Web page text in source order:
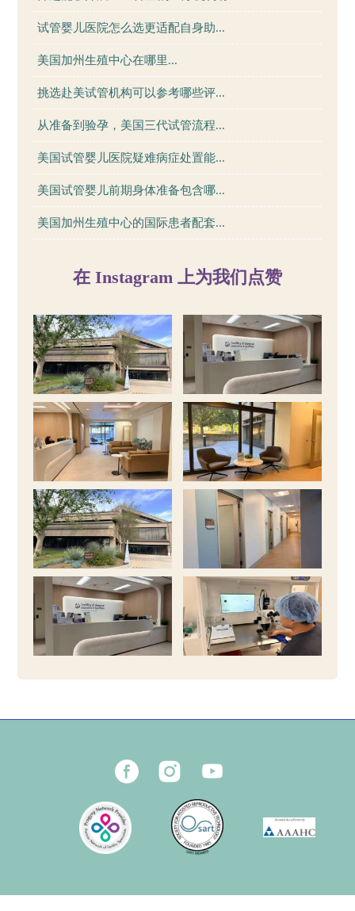
试管婴儿医院怎么选更适配自身助...
美国加州生殖中心在哪里...
挑选赴美试管机构可以参考哪些评...
从准备到验孕，美国三代试管流程...
美国试管婴儿医院疑难病症处置能...
美国试管婴儿前期身体准备包含哪...
美国加州生殖中心的国际患者配套...
在 Instagram 上为我们点赞